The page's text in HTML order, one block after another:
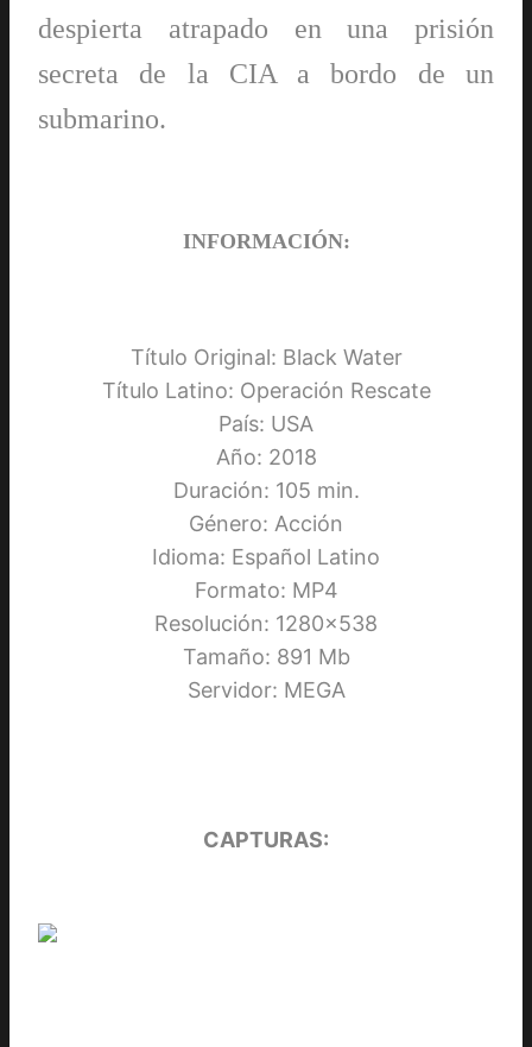
despierta atrapado en una prisión
secreta de la CIA a bordo de un
submarino.
INFORMACIÓN:
Título Original: Black Water
Título Latino: Operación Rescate
País: USA
Año: 2018
Duración: 105 min.
Género: Acción
Idioma: Español Latino
Formato: MP4
Resolución: 1280×538
Tamaño: 891 Mb
Servidor: MEGA
CAPTURAS: